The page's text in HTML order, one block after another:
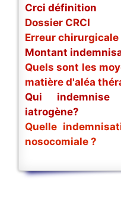
Crci définition
Dossier CRCI
Erreur chirurgicale
Montant
Quels sont les
matière d'aléa
Qui
iatrogène?
Quelle
nosocomiale ?